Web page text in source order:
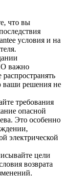
что вы
условия и на
важно
ваши решения не
требования
опасной
Это особенно
электрической
цели
возврата